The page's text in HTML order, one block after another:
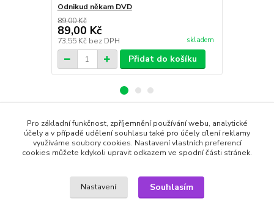
Odnikud někam DVD
89,00 Kč
89,00 Kč
73,55 Kč bez DPH skladem
Přidat do košíku
Zboží zařazeno v kategoriích
DVD filmy
Pro základní funkčnost, zpříjemnění používání webu, analytické
účely a v případě udělení souhlasu také pro účely cílení reklamy
využíváme soubory cookies. Nastavení vlastních preferencí
cookies můžete kdykoli upravit odkazem ve spodní části stránek.
Nastavení Souhlasím